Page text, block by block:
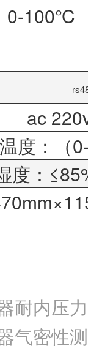
0-100℃
ac
温度：（
度：
耐内压
气密性